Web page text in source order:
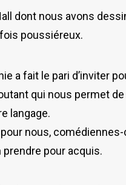
dont nous avons
poussiéreux.
a fait le pari d’inviter
qui nous permet
langage.
pour nous,
pour acquis.